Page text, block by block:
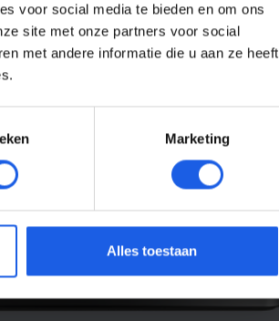
voor social media te bieden en om ons
site met onze partners voor social
met andere informatie die u aan ze heeft
Marketing
Alles toestaan